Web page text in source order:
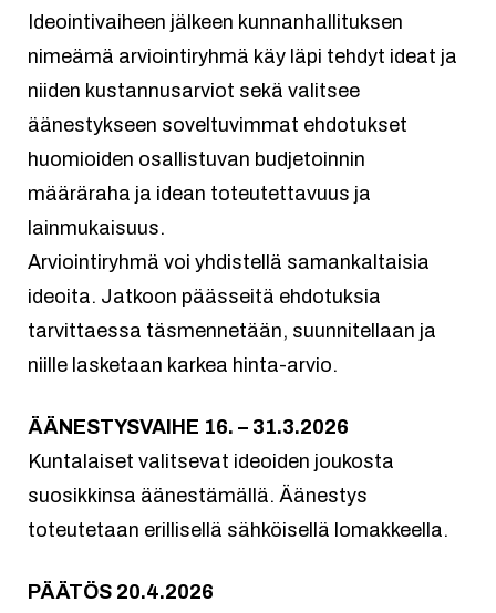
Ideointivaiheen jälkeen kunnanhallituksen
nimeämä arviointiryhmä käy läpi tehdyt ideat ja
niiden kustannusarviot sekä valitsee
äänestykseen soveltuvimmat ehdotukset
huomioiden osallistuvan budjetoinnin
määräraha ja idean toteutettavuus ja
lainmukaisuus.
Arviointiryhmä voi yhdistellä samankaltaisia
ideoita. Jatkoon päässeitä ehdotuksia
tarvittaessa täsmennetään, suunnitellaan ja
niille lasketaan karkea hinta-arvio.
ÄÄNESTYSVAIHE 16. – 31.3.2026
Kuntalaiset valitsevat ideoiden joukosta
suosikkinsa äänestämällä. Äänestys
toteutetaan erillisellä sähköisellä lomakkeella.
PÄÄTÖS 20.4.2026